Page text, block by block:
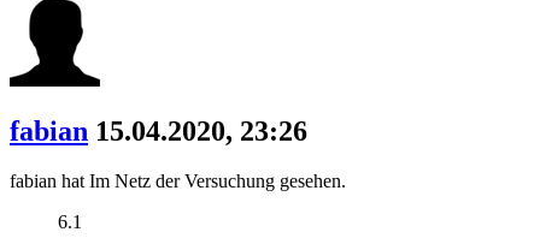
fabian 15.04.2020, 23:26
fabian hat Im Netz der Versuchung gesehen.
6.1